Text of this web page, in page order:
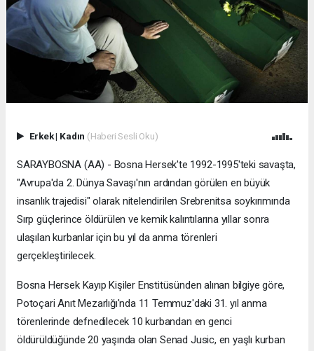
Erkek| Kadın (Haberi Sesli Oku)
SARAYBOSNA (AA) - Bosna Hersek'te 1992-1995'teki savaşta,
"Avrupa'da 2. Dünya Savaşı'nın ardından görülen en büyük
insanlık trajedisi" olarak nitelendirilen Srebrenitsa soykırımında
Sırp güçlerince öldürülen ve kemik kalıntılarına yıllar sonra
ulaşılan kurbanlar için bu yıl da anma törenleri
gerçekleştirilecek.
Bosna Hersek Kayıp Kişiler Enstitüsünden alınan bilgiye göre,
Potoçari Anıt Mezarlığı'nda 11 Temmuz'daki 31. yıl anma
törenlerinde defnedilecek 10 kurbandan en genci
öldürüldüğünde 20 yaşında olan Senad Jusic, en yaşlı kurban